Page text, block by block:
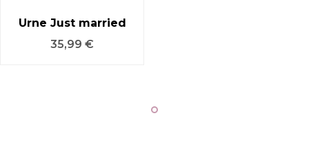
Urne Just married
Prix
35,99 €